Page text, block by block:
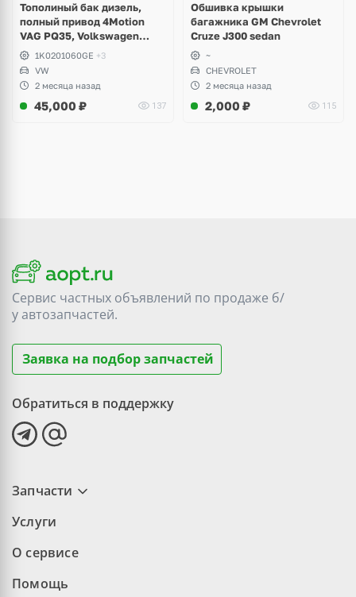
Тополиный бак дизель,
полный привод 4Motion
VAG PQ35, Volkswagen
Scirocco, Golf V, VI, Skoda
Yeti, Octavia A5, Superb,
Audi A3, Seat Altea
1K0201060GE +3
VW
2 месяца назад
45,000 ₽ 137
Обшивка крышки
багажника GM Chevrolet
Cruze J300 sedan
~
CHEVROLET
2 месяца назад
2,000 ₽ 115
Сервис частных объявлений по продаже б/
уавтозапчастей.
Заявка на подбор запчастей
Обратиться в поддержку
Запчасти
Услуги
О сервисе
Помощь